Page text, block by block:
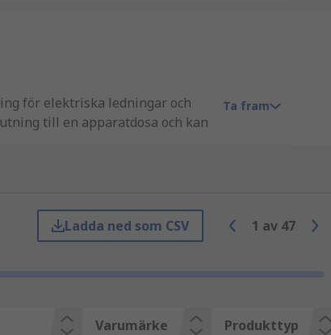
för elektriska ledningar och
till en apparatdosa och kan
och storlekar, så att välja rätt
integrerad gänga eller
Ta fram
Ladda ned som CSV 1 av 47
Varumärke Produkttyp